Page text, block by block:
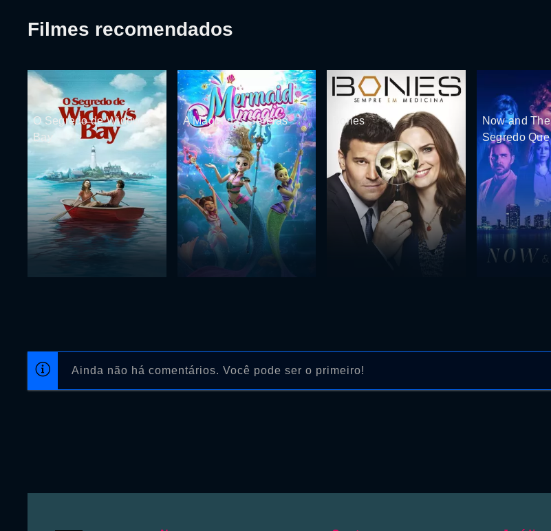
Ainda não há comentários. Você pode ser o primeiro!
Filmes recomendados
O Segredo de Widow's
Bay
A Magia das Sereias Bones
Now and
Segredo